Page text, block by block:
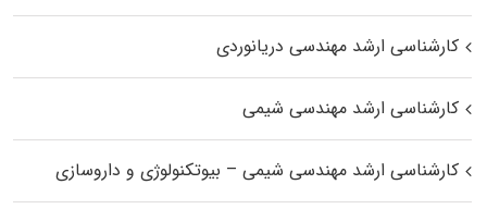
کارشناسی ارشد مهندسی دریانوردی
کارشناسی ارشد مهندسی شیمی
کارشناسی ارشد مهندسی شیمی – بیوتکنولوژی و داروسازی